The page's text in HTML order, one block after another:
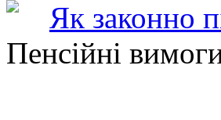
Як законно
Пенсійні